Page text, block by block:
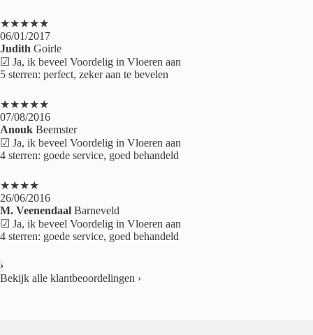
★★★★★
06/01/2017
Judith Goirle
☑ Ja, ik beveel Voordelig in Vloeren aan
5 sterren: perfect, zeker aan te bevelen
★★★★★
07/08/2016
Anouk Beemster
☑ Ja, ik beveel Voordelig in Vloeren aan
4 sterren: goede service, goed behandeld
★★★★
26/06/2016
M. Veenendaal Barneveld
☑ Ja, ik beveel Voordelig in Vloeren aan
4 sterren: goede service, goed behandeld
›
Bekijk alle klantbeoordelingen ›